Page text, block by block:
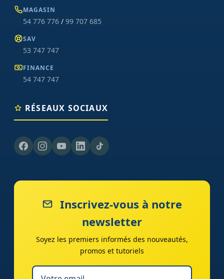
MAGASIN
54 776 776 / 99 707 685
SAV
53 747 747
FINANCE
54 747 747
RÉSEAUX SOCIAUX
Inscrivez-vous à notre
newsletter
Soyez les premiers informés des nouveautés,
promos et tutoriels